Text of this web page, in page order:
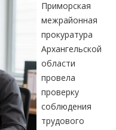
Приморская
межрайонная
прокуратура
Архангельской
области
провела
проверку
соблюдения
трудового